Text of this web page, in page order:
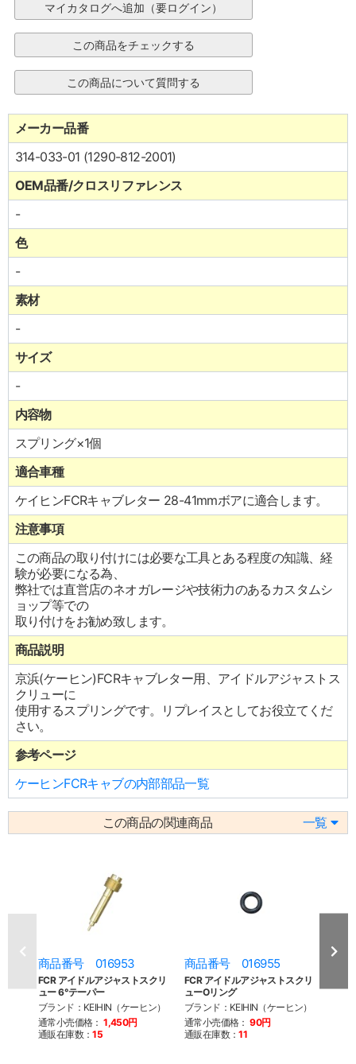
メーカー品番
314-033-01 (1290-812-2001)
OEM品番/クロスリファレンス
-
色
-
素材
-
サイズ
-
内容物
スプリング×1個
適合車種
ケイヒンFCRキャブレター 28-41mmボアに適合します。
注意事項
この商品の取り付けには必要な工具とある程度の知識、経
験が必要になる為、
弊社では直営店のネオガレージや技術力のあるカスタムシ
ョップ等での
取り付けをお勧め致します。
商品説明
京浜(ケーヒン)FCRキャブレター用、アイドルアジャストス
クリューに
使用するスプリングです。リプレイスとしてお役立てくだ
さい。
参考ページ
ケーヒンFCRキャブの内部部品一覧
この商品の関連商品 一覧
商品番号 016953
FCR アイドルアジャストスクリ
ュー 6°テーパー
ブランド：KEIHIN（ケーヒン）
通常小売価格： 1,450円
通販在庫数：15
商品番号 016955
FCR アイドルアジャストスクリ
ューOリング
ブランド：KEIHIN（ケーヒン）
通常小売価格： 90円
通販在庫数：11
ュー